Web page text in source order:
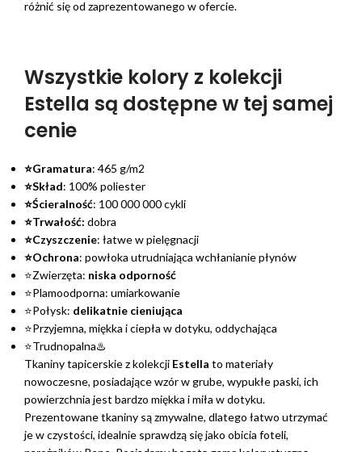
różnić się od zaprezentowanego w ofercie.
Wszystkie kolory z kolekcji
Estella są dostępne w tej samej
cenie
⭐Gramatura: 465 g/m2
⭐Skład: 100% poliester
⭐Ścieralność: 100 000 000 cykli
⭐Trwałość: dobra
⭐Czyszczenie: łatwe w pielęgnacji
⭐Ochrona: powłoka utrudniająca wchłanianie płynów
⭐Zwierzęta: niska odporność
⭐Plamoodporna: umiarkowanie
⭐Połysk: delikatnie cieniująca
⭐Przyjemna, miękka i ciepła w dotyku, oddychająca
⭐Trudnopalna♨️
Tkaniny tapicerskie z kolekcji Estella to materiały
nowoczesne, posiadające wzór w grube, wypukłe paski, ich
powierzchnia jest bardzo miękka i miła w dotyku.
Prezentowane tkaniny są zmywalne, dlatego łatwo utrzymać
je w czystości, idealnie sprawdzą się jako obicia foteli,